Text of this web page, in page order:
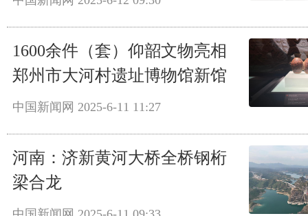
1600余件（套）仰韶文物亮相
郑州市大河村遗址博物馆新馆
中国新闻网 2025-6-11 11:27
河南：济新黄河大桥全桥钢桁
梁合龙